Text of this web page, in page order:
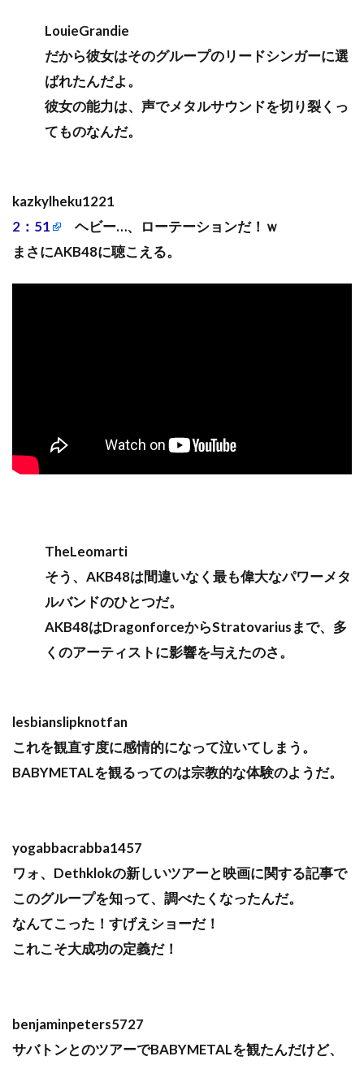
LouieGrandie
だから彼女はそのグループのリードシンガーに選
ばれたんだよ。
彼女の能力は、声でメタルサウンドを切り裂くっ
てものなんだ。
kazkylheku1221
2：51
ヘビー…、ローテーションだ！ｗ
まさにAKB48に聴こえる。
TheLeomarti
そう、AKB48は間違いなく最も偉大なパワーメタ
ルバンドのひとつだ。
AKB48はDragonforceからStratovariusまで、多
くのアーティストに影響を与えたのさ。
lesbianslipknotfan
これを観直す度に感情的になって泣いてしまう。
BABYMETALを観るってのは宗教的な体験のようだ。
yogabbacrabba1457
ワォ、Dethklokの新しいツアーと映画に関する記事で
このグループを知って、調べたくなったんだ。
なんてこった！すげえショーだ！
これこそ大成功の定義だ！
benjaminpeters5727
サバトンとのツアーでBABYMETALを観たんだけど、